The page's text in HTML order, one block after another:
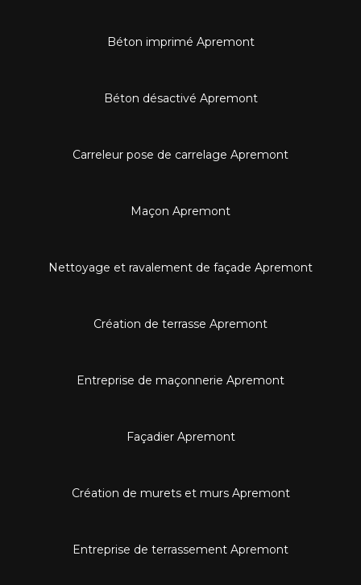
Béton imprimé Apremont
Béton désactivé Apremont
Carreleur pose de carrelage Apremont
Maçon Apremont
Nettoyage et ravalement de façade Apremont
Création de terrasse Apremont
Entreprise de maçonnerie Apremont
Façadier Apremont
Création de murets et murs Apremont
Entreprise de terrassement Apremont